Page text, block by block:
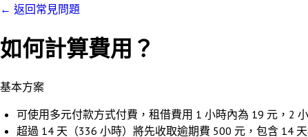
← 返回常見問題
如何計算費用？
基本方案
可使用多元付款方式付費，租借費用 1 小時內為 19 元，2
超過 14 天（336 小時）將先收取逾期費 500 元，包含 14